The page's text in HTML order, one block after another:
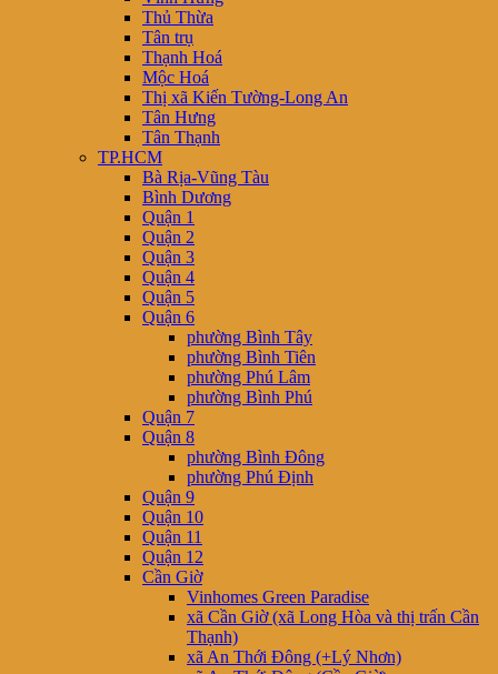
Thủ Thừa
Tân trụ
Thạnh Hoá
Mộc Hoá
Thị xã Kiến Tường-Long An
Tân Hưng
Tân Thạnh
TP.HCM
Bà Rịa-Vũng Tàu
Bình Dương
Quận 1
Quận 2
Quận 3
Quận 4
Quận 5
Quận 6
phường Bình Tây
phường Bình Tiên
phường Phú Lâm
phường Bình Phú
Quận 7
Quận 8
phường Bình Đông
phường Phú Định
Quận 9
Quận 10
Quận 11
Quận 12
Cần Giờ
Vinhomes Green Paradise
xã Cần Giờ (xã Long Hòa và thị trấn Cần
Thạnh)
xã An Thới Đông (+Lý Nhơn)